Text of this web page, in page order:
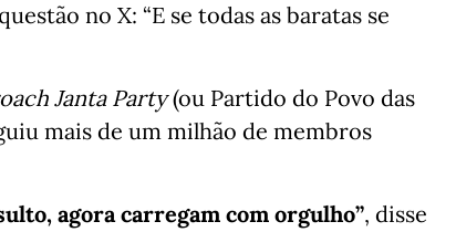
no X: “E se todas as baratas se
Janta Party(ou Partido do Povo das
mais de um milhão de membros
agora carregam com orgulho”, disse